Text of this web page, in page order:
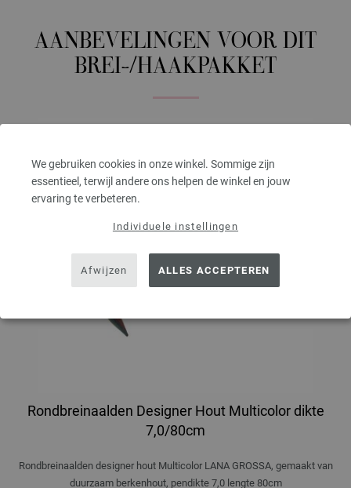
We gebruiken cookies in onze winkel. Sommige zijn
essentieel, terwijl andere ons helpen de winkel en jouw
ervaring te verbeteren.
Individuele instellingen
Afwijzen ALLES ACCEPTEREN
AANBEVELINGEN VOOR DIT
BREI-/HAAKPAKKET
Rondbreinaalden Designer Hout Multicolor dikte
7,0/80cm
Rondbreinaalden designer hout Multicolor LANA GROSSA, gemaakt van
duurzaam berkenhout, pendikte 7,0 lengte 80cm